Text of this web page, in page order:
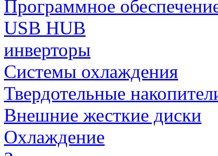
Программное
USB HUB
инверторы
Системы охлаждения
Твердотельные
Внешние жесткие диски
Охлаждение